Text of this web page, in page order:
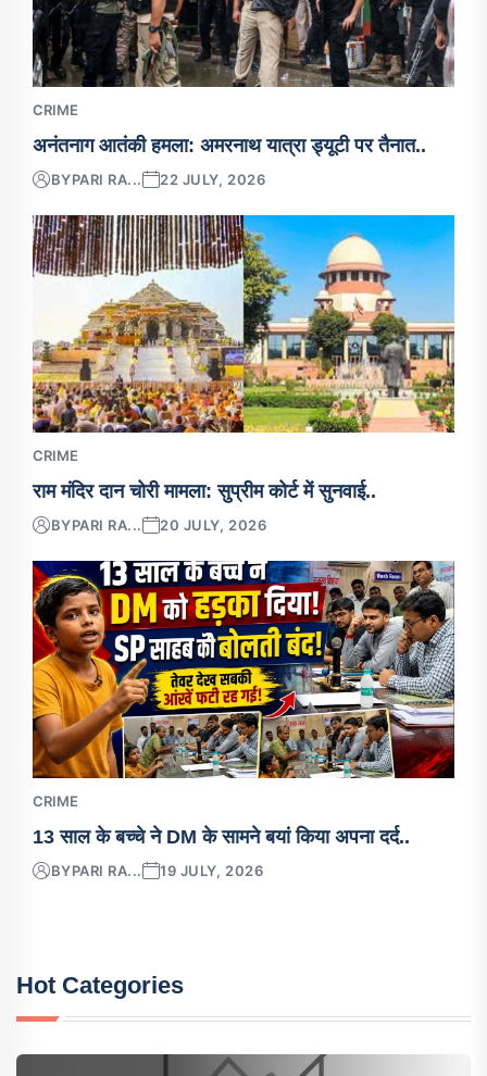
CRIME
अनंतनाग आतंकी हमला: अमरनाथ यात्रा ड्यूटी पर तैनात..
BYPARI RA... 22 JULY, 2026
CRIME
राम मंदिर दान चोरी मामला: सुप्रीम कोर्ट में सुनवाई..
BYPARI RA... 20 JULY, 2026
CRIME
13 साल के बच्चे ने DM के सामने बयां किया अपना दर्द..
BYPARI RA... 19 JULY, 2026
Hot Categories